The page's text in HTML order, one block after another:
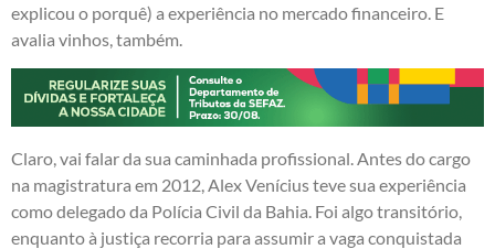
explicou o porquê) a experiência no mercado financeiro. E
avalia vinhos, também.
Claro, vai falar da sua caminhada profissional. Antes do cargo
na magistratura em 2012, Alex Venícius teve sua experiência
como delegado da Polícia Civil da Bahia. Foi algo transitório,
enquanto à justiça recorria para assumir a vaga conquistada